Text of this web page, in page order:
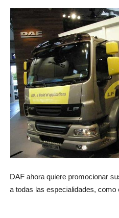
DAF ahora quiere promocionar
a todas las especialidades,